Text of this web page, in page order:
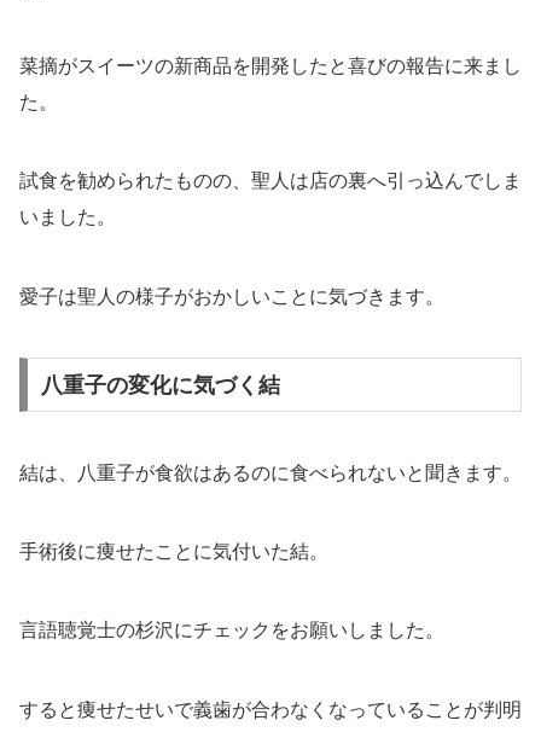
菜摘がスイーツの新商品を開発したと喜びの報告に来まし
た。
試食を勧められたものの、聖人は店の裏へ引っ込んでしま
いました。
愛子は聖人の様子がおかしいことに気づきます。
八重子の変化に気づく結
結は、八重子が食欲はあるのに食べられないと聞きます。
手術後に痩せたことに気付いた結。
言語聴覚士の杉沢にチェックをお願いしました。
すると痩せたせいで義歯が合わなくなっていることが判明